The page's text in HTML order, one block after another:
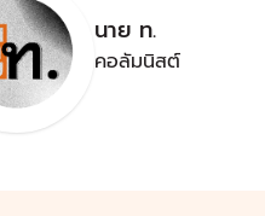
นาย ท.
คอลัมนิสต์